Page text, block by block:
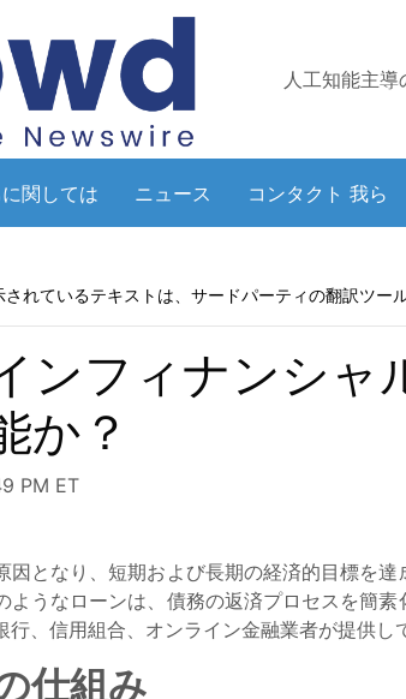
人工知能主
関しては ニュース コンタクト 我ら
れているテキストは、サードパーティの翻訳ツー
ンフィナンシャ
か？
PM ET
因となり、短期および長期の経済的目標を
ようなローンは、債務の返済プロセスを簡
行、信用組合、オンライン金融業者が提供し
仕組み